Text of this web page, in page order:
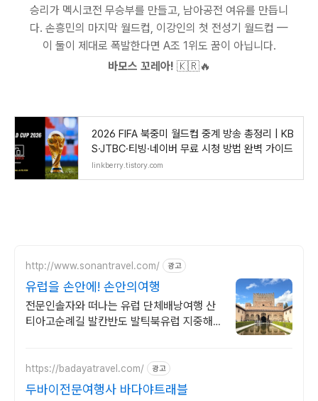
승리가 멕시코전 무승부를 만들고, 남아공전 여유를 만듭니
다. 손흥민의 마지막 월드컵, 이강인의 첫 전성기 월드컵 —
이 둘이 제대로 폭발한다면 A조 1위도 꿈이 아닙니다.
바모스 꼬레아! 🇰🇷🔥
2026 FIFA 북중미 월드컵 중계 방송 총정리 | KB
S·JTBC·티빙·네이버 무료 시청 방법 완벽 가이드
linkberry.tistory.com
http://www.sonantravel.com/ 광고
유럽을 손안에! 손안의여행
전문인솔자와 떠나는 유럽 단체배낭여행 산
티아고순례길 발칸반도 발틱북유럽 지중해
https://badayatravel.com/ 광고
두바이전문여행사 바다야트래블